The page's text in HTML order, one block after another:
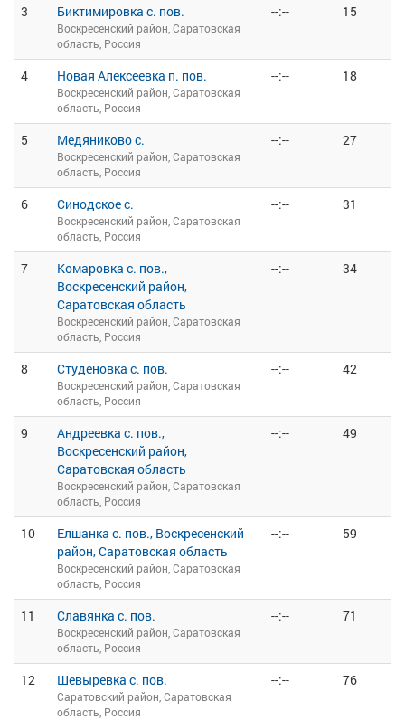
3 Биктимировка с. пов.
Воскресенский район, Саратовская
область, Россия
--:-- 15
4 Новая Алексеевка п. пов.
Воскресенский район, Саратовская
область, Россия
--:-- 18
5 Медяниково с.
Воскресенский район, Саратовская
область, Россия
--:-- 27
6 Синодское с.
Воскресенский район, Саратовская
область, Россия
--:-- 31
7
Комаровка с. пов.,
Воскресенский район,
Саратовская область
Воскресенский район, Саратовская
область, Россия
--:-- 34
8 Студеновка с. пов.
Воскресенский район, Саратовская
область, Россия
--:-- 42
9
Андреевка с. пов.,
Воскресенский район,
Саратовская область
Воскресенский район, Саратовская
область, Россия
--:-- 49
10
Елшанка с. пов., Воскресенский
район, Саратовская область
Воскресенский район, Саратовская
область, Россия
--:-- 59
11 Славянка с. пов.
Воскресенский район, Саратовская
область, Россия
--:-- 71
12 Шевыревка с. пов.
Саратовский район, Саратовская
область, Россия
--:-- 76